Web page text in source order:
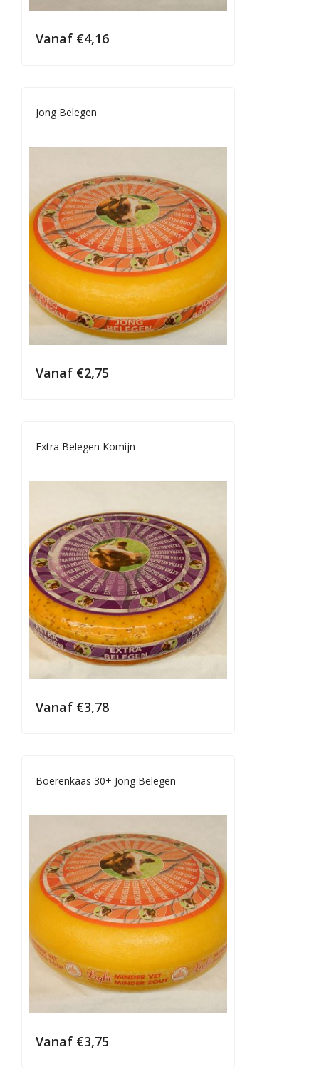
Vanaf €4,16
Jong Belegen
Vanaf €2,75
Extra Belegen Komijn
Vanaf €3,78
Boerenkaas 30+ Jong Belegen
Vanaf €3,75